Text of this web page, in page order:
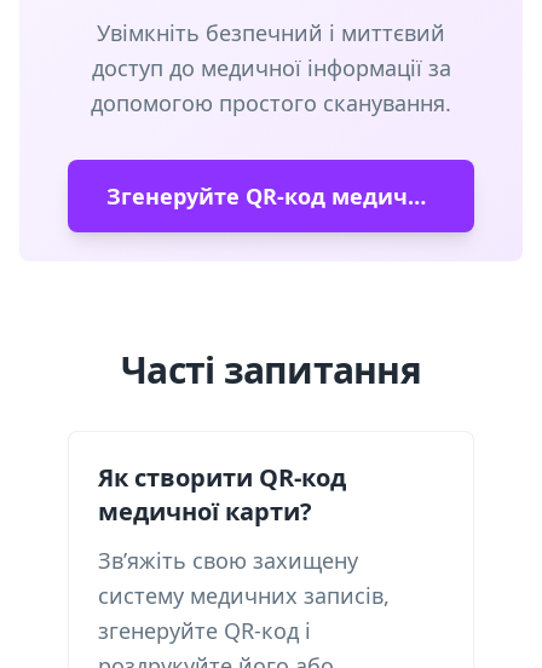
Увімкніть безпечний і миттєвий
доступ до медичної інформації за
допомогою простого сканування.
Згенеруйте QR-код медичної карти
Часті запитання
Як створити QR-код
медичної карти?
Зв’яжіть свою захищену
систему медичних записів,
згенеруйте QR-код і